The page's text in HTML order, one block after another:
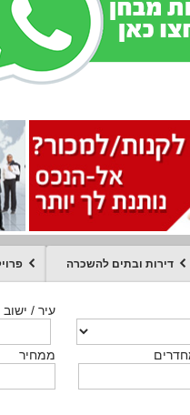
דירות ובתים להשכרה
עיר / ישוב
ממחיר
עיר / ישוב
ממחיר
עיר / ישוב
ממחיר
עיר / ישוב
ממחיר
ממחיר
עיר / ישוב
מקומה
עיר / ישוב
ממחיר